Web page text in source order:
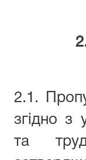
2.1.
згідно з
та